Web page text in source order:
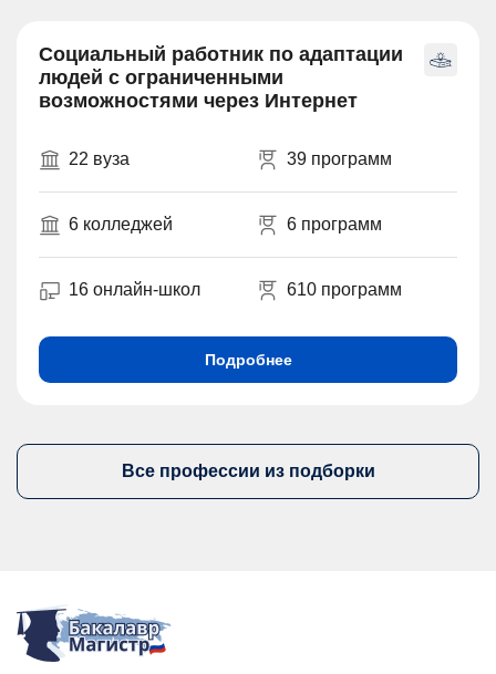
Социальный работник по адаптации
людей с ограниченными
возможностями через Интернет
22 вуза 39 программ
6 колледжей 6 программ
16 онлайн-школ 610 программ
Подробнее
Все профессии из подборки